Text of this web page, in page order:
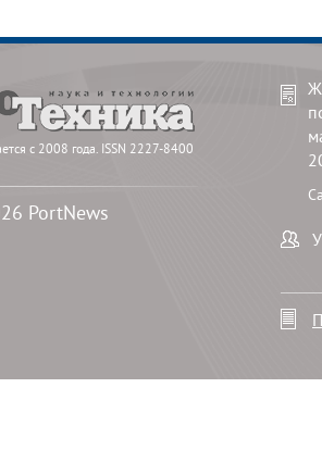
с 2008 года. ISSN 2227-8400
PortNews